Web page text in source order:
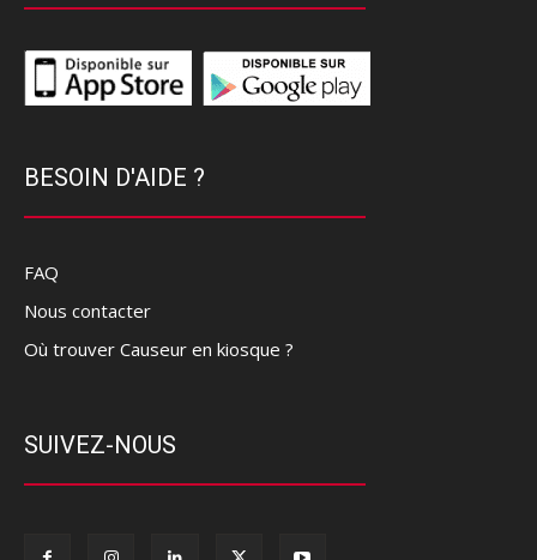
BESOIN D'AIDE ?
FAQ
Nous contacter
Où trouver Causeur en kiosque ?
SUIVEZ-NOUS